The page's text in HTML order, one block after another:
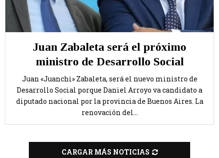
Juan Zabaleta será el próximo
ministro de Desarrollo Social
Juan «Juanchi» Zabaleta, será el nuevo ministro de
Desarrollo Social porque Daniel Arroyo va candidato a
diputado nacional por la provincia de Buenos Aires. La
renovación del...
CARGAR MÁS NOTICIAS